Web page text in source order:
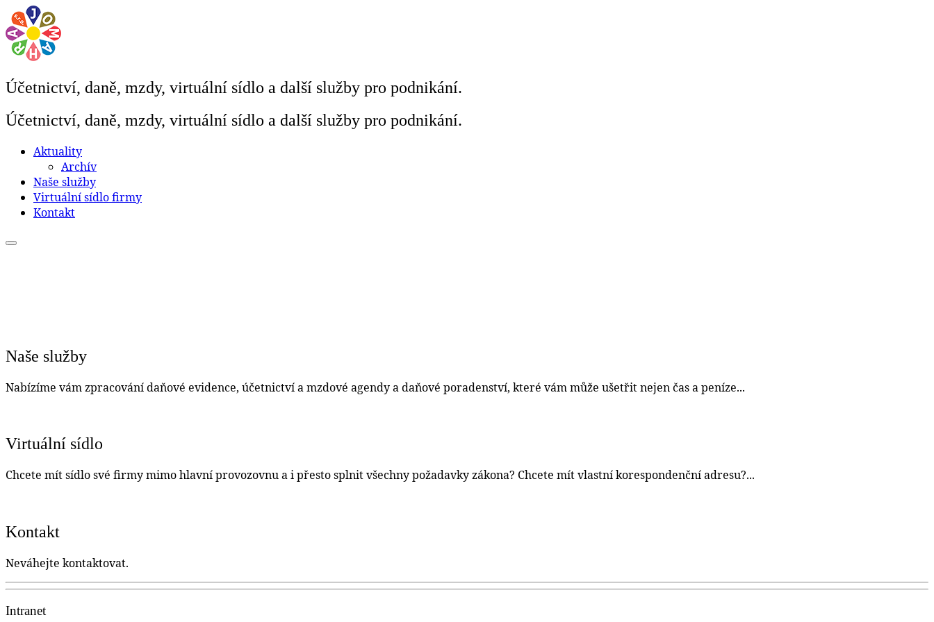
Skip
to
content
Účetnictví, daně, mzdy, virtuální sídlo a další služby pro podnikání.
Účetnictví, daně, mzdy, virtuální sídlo a další služby pro podnikání.
Aktuality
Archív
Naše služby
Virtuální sídlo firmy
Kontakt
Naše služby
Nabízíme vám zpracování daňové evidence, účetnictví a mzdové agendy a daňové poradenství, které vám může ušetřit nejen čas a peníze...
Virtuální sídlo
Chcete mít sídlo své firmy mimo hlavní provozovnu a i přesto splnit všechny požadavky zákona? Chcete mít vlastní korespondenční adresu?...
Kontakt
Neváhejte kontaktovat.
Intranet